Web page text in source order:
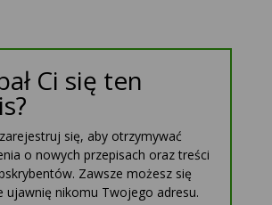
Ci się ten
się, aby otrzymywać
o nowych przepisach oraz treści
Zawsze możesz się
ujawnię nikomu Twojego adresu.